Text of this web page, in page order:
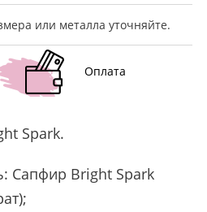
или металла уточняйте.
Оплата
Spark.
Сапфир Bright Spark